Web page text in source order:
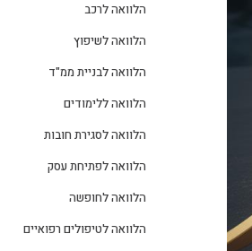
הלוואה לרכב
הלוואה לשיפוץ
הלוואה לבניית ממ"ד
הלוואה ללימודים
הלוואה לסגירת חובות
הלוואה לפתיחת עסק
הלוואה לחופשה
הלוואה לטיפולים רפואיים